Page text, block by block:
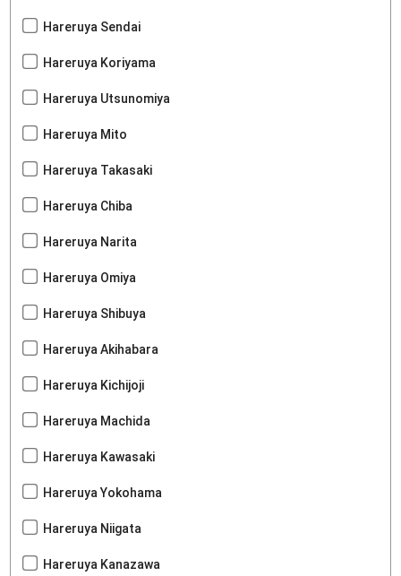
Hareruya Sendai
Hareruya Koriyama
Hareruya Utsunomiya
Hareruya Mito
Hareruya Takasaki
Hareruya Chiba
Hareruya Narita
Hareruya Omiya
Hareruya Shibuya
Hareruya Akihabara
Hareruya Kichijoji
Hareruya Machida
Hareruya Kawasaki
Hareruya Yokohama
Hareruya Niigata
Hareruya Kanazawa